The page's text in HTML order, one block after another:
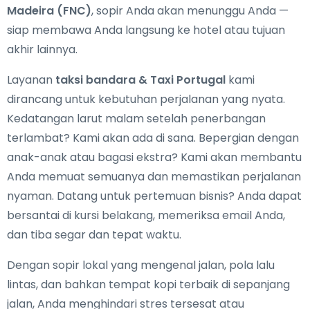
Madeira (FNC), sopir Anda akan menunggu Anda —
siap membawa Anda langsung ke hotel atau tujuan
akhir lainnya.
Layanan taksi bandara & Taxi Portugal kami
dirancang untuk kebutuhan perjalanan yang nyata.
Kedatangan larut malam setelah penerbangan
terlambat? Kami akan ada di sana. Bepergian dengan
anak-anak atau bagasi ekstra? Kami akan membantu
Anda memuat semuanya dan memastikan perjalanan
nyaman. Datang untuk pertemuan bisnis? Anda dapat
bersantai di kursi belakang, memeriksa email Anda,
dan tiba segar dan tepat waktu.
Dengan sopir lokal yang mengenal jalan, pola lalu
lintas, dan bahkan tempat kopi terbaik di sepanjang
jalan, Anda menghindari stres tersesat atau